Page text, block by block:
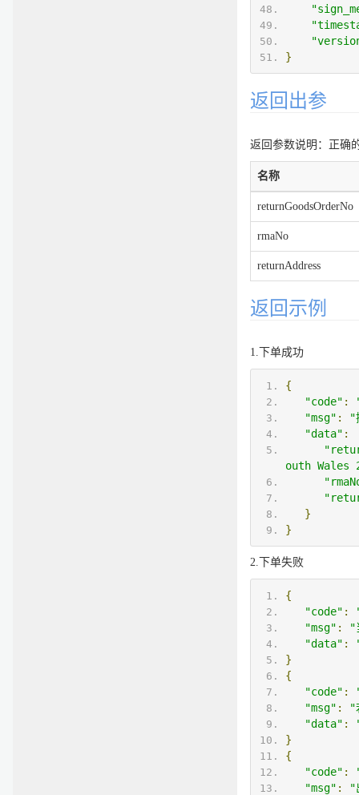
}
返回出参
返回参数说明：正确
名称
returnGoodsOrderNo
rmaNo
returnAddress
返回示例
1.下单成功
{
"code" :
"msg" :
"
"data" :
outh Wales
}
}
2.下单失败
{
"code" :
"msg" :
"
"data" :
}
{
"code" :
"msg" :
"
"data" :
}
{
"code" :
"msg" :
"